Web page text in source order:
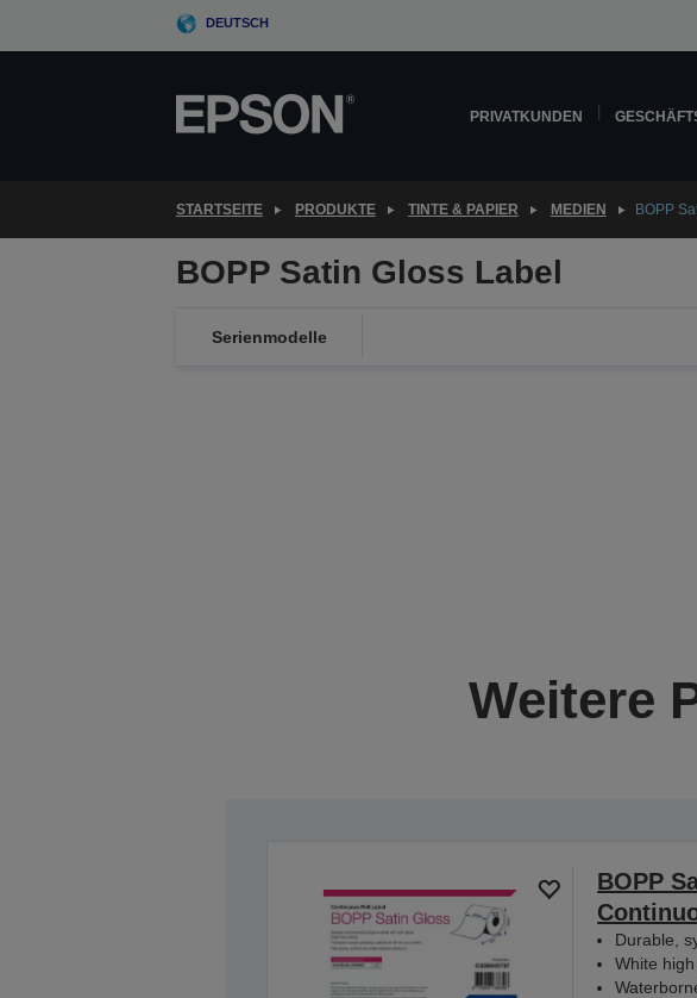
DEUTSCH
PRIVATKUNDEN
STARTSEITE PRODUKTE TINTE & PAPIER MEDIEN BOPP
BOPP Satin Gloss Label
Serienmodelle
Weitere
BOPP
Durable,
White